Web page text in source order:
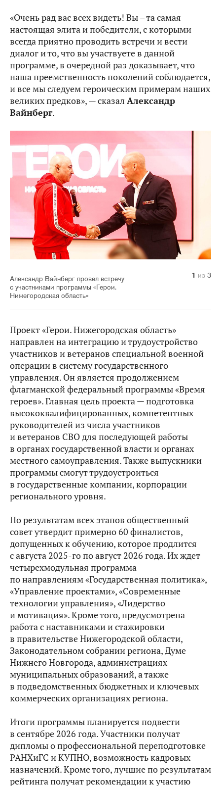
«Очень рад вас всех видеть! Вы – та самая
настоящая элита и победители, с которыми
всегда приятно проводить встречи и вести
диалог и то, что вы участвуете в данной
программе, в очередной раз доказывает, что
наша преемственность поколений соблюдается,
и все мы следуем героическим примерам наших
великих предков», — сказал Александр
Вайнберг.
Александр Вайнберг провел встречу
с участниками программы «Герои.
Нижегородская область»
1 из 3
2 из 3
3 из 3
Проект «Герои. Нижегородская область»
направлен на интеграцию и трудоустройство
участников и ветеранов специальной военной
операции в систему государственного
управления. Он является продолжением
флагманской федеральный программы «Время
героев». Главная цель проекта — подготовка
высококвалифицированных, компетентных
руководителей из числа участников
и ветеранов СВО для последующей работы
в органах государственной власти и органах
местного самоуправления. Также выпускники
программы смогут трудоустроиться
в государственные компании, корпорации
регионального уровня.
По результатам всех этапов общественный
совет утвердит примерно 60 финалистов,
допущенных к обучению, которое продлится
с августа 2025-го по август 2026 года. Их ждет
четырехмодульная программа
по направлениям «Государственная политика»,
«Управление проектами», «Современные
технологии управления», «Лидерство
и мотивация». Кроме того, предусмотрена
работа с наставниками и стажировки
в правительстве Нижегородской области,
Законодательном собрании региона, Думе
Нижнего Новгорода, администрациях
муниципальных образований, а также
в подведомственных бюджетных и ключевых
коммерческих организациях региона.
Итоги программы планируется подвести
в сентябре 2026 года. Участники получат
дипломы о профессиональной переподготовке
РАНХиГС и КУПНО, возможность кадровых
назначений. Кроме того, лучшие по результатам
рейтинга получат рекомендации к участию